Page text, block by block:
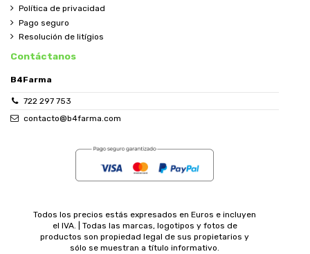
Política de privacidad
Pago seguro
Resolución de litígios
Contáctanos
B4Farma
722 297 753
contacto@b4farma.com
Todos los precios estás expresados en Euros e incluyen
el IVA. | Todas las marcas, logotipos y fotos de
productos son propiedad legal de sus propietarios y
sólo se muestran a título informativo.